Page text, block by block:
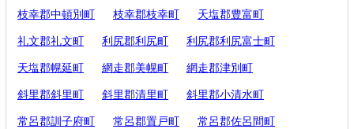
枝幸郡中頓別町 枝幸郡枝幸町 天塩郡豊富町
礼文郡礼文町 利尻郡利尻町 利尻郡利尻富士町
天塩郡幌延町 網走郡美幌町 網走郡津別町
斜里郡斜里町 斜里郡清里町 斜里郡小清水町
常呂郡訓子府町 常呂郡置戸町 常呂郡佐呂間町